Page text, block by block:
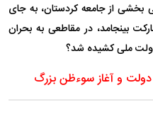
بخشی از جامعه کردستان، به جای
بینجامد، در مقاطعی به بحران
ملی کشیده شد؟